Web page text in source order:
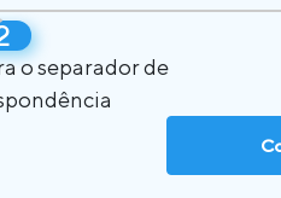
o separador de